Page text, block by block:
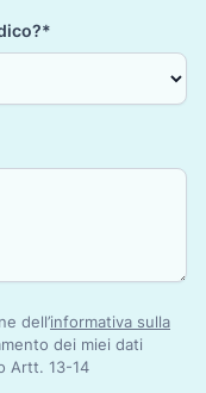
dell’informativa sulla
dei miei dati
Artt. 13-14